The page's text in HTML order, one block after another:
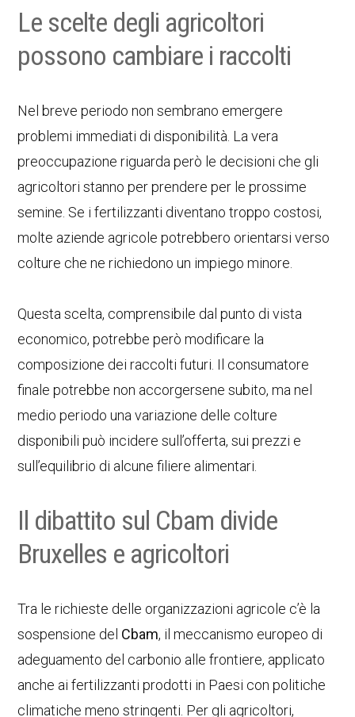
Le scelte degli agricoltori
possono cambiare i raccolti
Nel breve periodo non sembrano emergere
problemi immediati di disponibilità. La vera
preoccupazione riguarda però le decisioni che gli
agricoltori stanno per prendere per le prossime
semine. Se i fertilizzanti diventano troppo costosi,
molte aziende agricole potrebbero orientarsi verso
colture che ne richiedono un impiego minore.
Questa scelta, comprensibile dal punto di vista
economico, potrebbe però modificare la
composizione dei raccolti futuri. Il consumatore
finale potrebbe non accorgersene subito, ma nel
medio periodo una variazione delle colture
disponibili può incidere sull’offerta, sui prezzi e
sull’equilibrio di alcune filiere alimentari.
Il dibattito sul Cbam divide
Bruxelles e agricoltori
Tra le richieste delle organizzazioni agricole c’è la
sospensione del Cbam, il meccanismo europeo di
adeguamento del carbonio alle frontiere, applicato
anche ai fertilizzanti prodotti in Paesi con politiche
climatiche meno stringenti. Per gli agricoltori,